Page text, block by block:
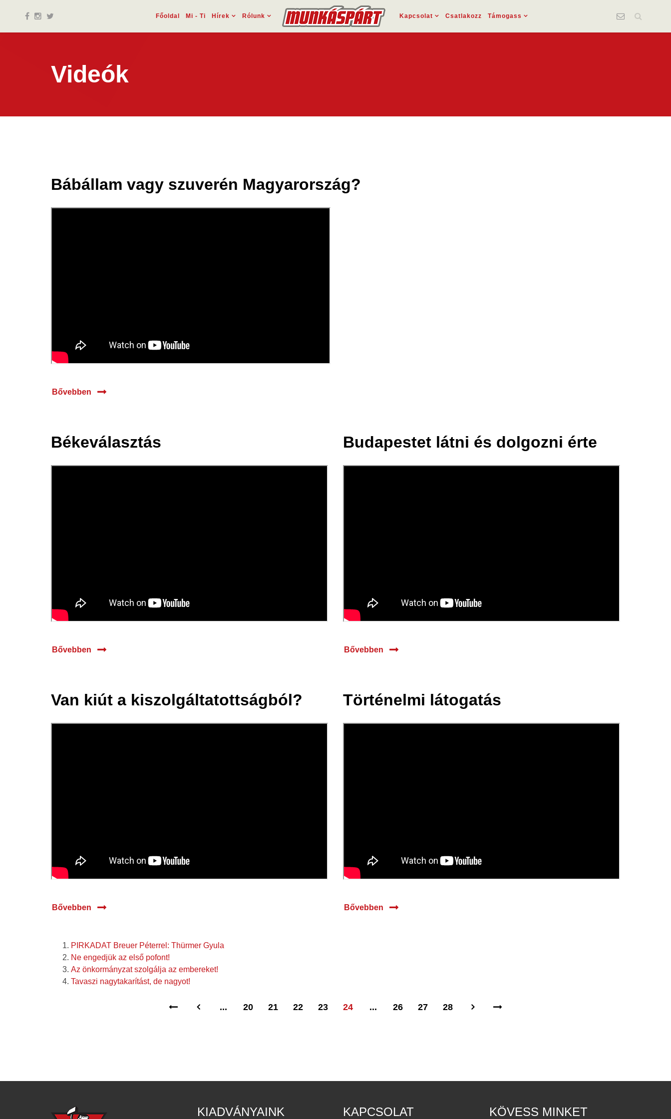
Főoldal Mi - Ti Hírek Rólunk Kapcsolat Csatlakozz Támogass
Videók
24 máj.
2024
Bábállam vagy szuverén Magyarország?
Bővebben
23 máj.
2024
Békeválasztás
Bővebben
17 máj.
2024
Budapestet látni és dolgozni érte
Bővebben
14 máj.
2024
Van kiút a kiszolgáltatottságból?
Bővebben
13 máj.
2024
Történelmi látogatás
Bővebben
PIRKADAT Breuer Péterrel: Thürmer Gyula
Ne engedjük az első pofont!
Az önkormányzat szolgálja az embereket!
Tavaszi nagytakarítást, de nagyot!
... 20 21 22 23 24 ... 26 27 28
KIADVÁNYAINK KAPCSOLAT KÖVESS MINKET